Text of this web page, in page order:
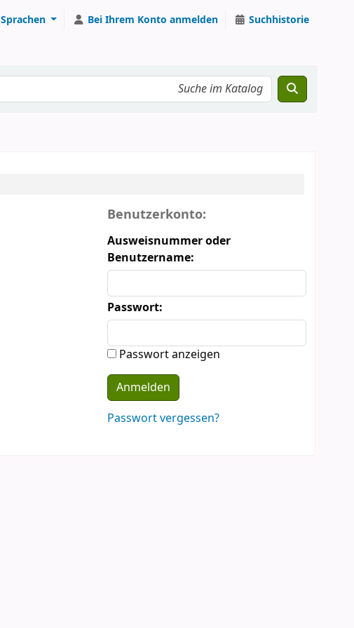
Sprachen Bei Ihrem Konto anmelden Suchhistorie
Anmeldeformular
Benutzerkonto:
Ausweisnummer oder
Benutzername:
Passwort:
Passwort anzeigen
Passwort vergessen?